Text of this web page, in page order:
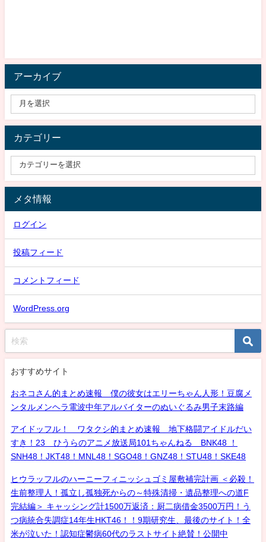
アーカイブ
カテゴリー
メタ情報
ログイン
投稿フィード
コメントフィード
WordPress.org
おすすめサイト
おネコさん的まとめ速報 僕の彼女はエリーちゃん人形！豆腐メ
ンタルメンヘラ電波中年アルバイターのぬいぐるみ男子末路編
アイドッフル！ ワタクシ的まとめ速報 地下格闘アイドルだい
すき！23 ひうらのアニメ放送局101ちゃんねる BNK48 ！
SNH48！JKT48！MNL48！SGO48！GNZ48！STU48！SKE48
ヒウラッフルのハーニーフィニッシュゴミ屋敷補完計画 ＜必殺！
生前整理人！孤立し孤独死からの～特殊清掃・遺品整理への道F
完結編＞ キャッシング計1500万返済：厨二病借金3500万円！う
つ病統合失調症14年生HKT46！！9期研究生、最後のサイト！全
米が泣いた！認知症鬱病60代のラストサイト絶賛！公開中